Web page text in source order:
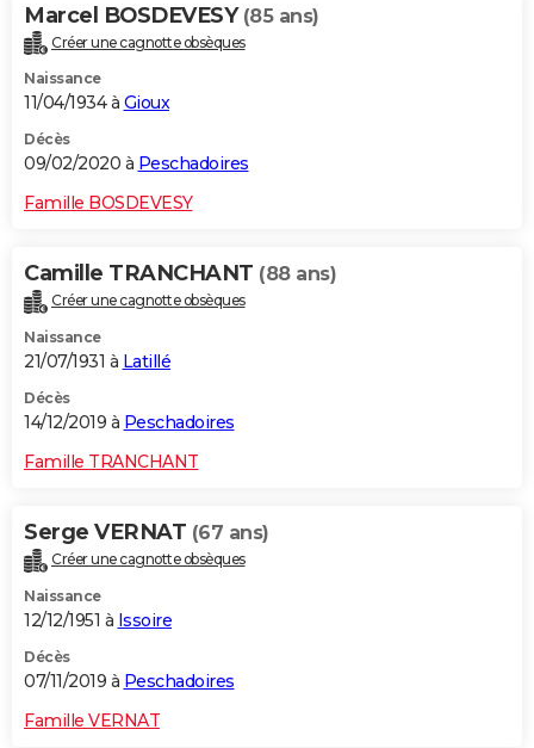
Marcel BOSDEVESY (85 ans)
Créer une cagnotte obsèques
Naissance
11/04/1934 à Gioux
Décès
09/02/2020 à Peschadoires
Famille BOSDEVESY
Camille TRANCHANT (88 ans)
Créer une cagnotte obsèques
Naissance
21/07/1931 à Latillé
Décès
14/12/2019 à Peschadoires
Famille TRANCHANT
Serge VERNAT (67 ans)
Créer une cagnotte obsèques
Naissance
12/12/1951 à Issoire
Décès
07/11/2019 à Peschadoires
Famille VERNAT